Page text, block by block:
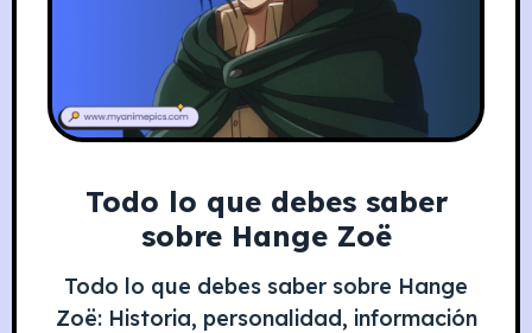
Todo lo que debes saber
sobre Hange Zoë
Todo lo que debes saber sobre Hange
Zoë: Historia, personalidad, información